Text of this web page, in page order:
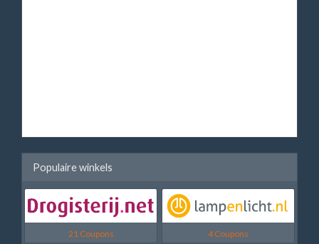
Populaire winkels
21 Coupons 4 Coupons